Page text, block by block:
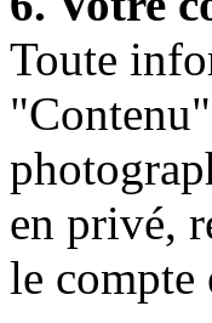
Toute
en privé,
le compte